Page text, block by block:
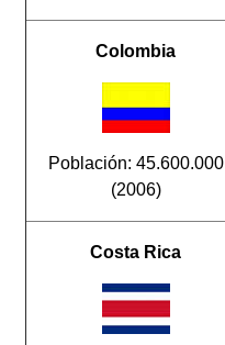
Colombia
Población: 45.600.000
(2006)
Costa Rica